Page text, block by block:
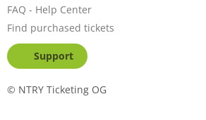
FAQ - Help Center
Find purchased tickets
Support
© NTRY Ticketing OG